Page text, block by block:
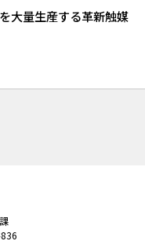
大量生産する革新触媒